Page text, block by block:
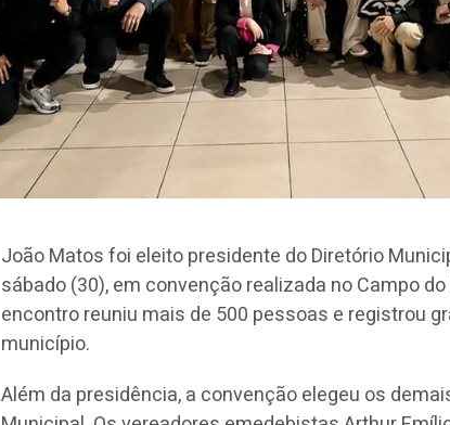
João Matos foi eleito presidente do Diretório
sábado (30), em convenção realizada no Campo
encontro reuniu mais de 500 pessoas e registrou
município.
Além da presidência, a convenção elegeu os